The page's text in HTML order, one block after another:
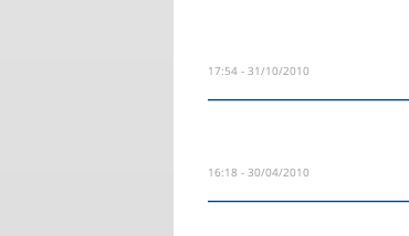
31/10/2010 - 17:54
30/04/2010 - 16:18